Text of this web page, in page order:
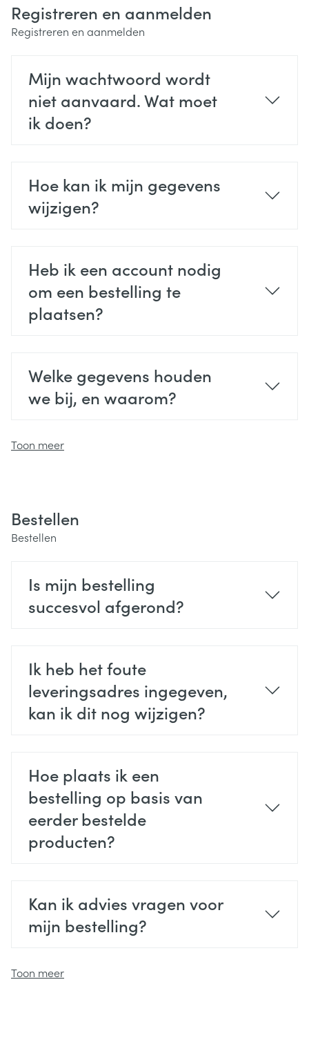
Registreren en aanmelden
Registreren en aanmelden
Mijn wachtwoord wordt
niet aanvaard. Wat moet
ik doen?
Hoe kan ik mijn gegevens
wijzigen?
Heb ik een account nodig
om een bestelling te
plaatsen?
Welke gegevens houden
we bij, en waarom?
Toon meer
Bestellen
Bestellen
Is mijn bestelling
succesvol afgerond?
Ik heb het foute
leveringsadres ingegeven,
kan ik dit nog wijzigen?
Hoe plaats ik een
bestelling op basis van
eerder bestelde
producten?
Kan ik advies vragen voor
mijn bestelling?
Toon meer